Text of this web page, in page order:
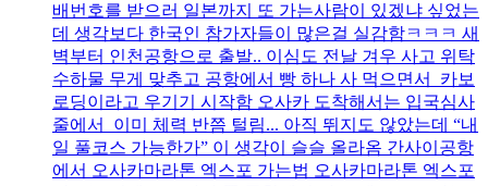
배번호를 받으러 일본까지 또 가는사람이 있겠냐 싶었는
데 생각보다 한국인 참가자들이 많은걸 실감함ㅋㅋㅋ 새
벽부터 인천공항으로 출발.. 이심도 전날 겨우 사고 위탁
수하물 무게 맞추고 공항에서 빵 하나 사 먹으면서 카보
로딩이라고 우기기 시작함 오사카 도착해서는 입국심사
줄에서 이미 체력 반쯤 털림... 아직 뛰지도 않았는데 “내
일 풀코스 가능한가” 이 생각이 슬슬 올라옴 간사이공항
에서 오사카마라톤 엑스포 가는법 오사카마라톤 엑스포